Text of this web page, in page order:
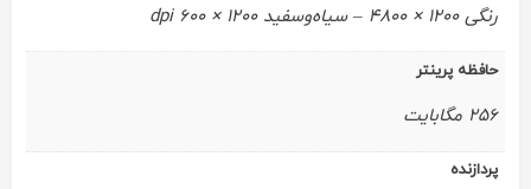
رنگی 1200 × 4800 – سیاه‌وسفید 1200 × 600 dpi
حافظه پرینتر
256 مگابایت
پردازنده